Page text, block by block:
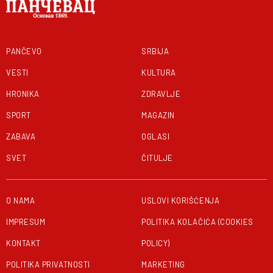
PANČEVO
VESTI
HRONIKA
SPORT
ZABAVA
SVET
SRBIJA
KULTURA
ZDRAVLJE
MAGAZIN
OGLASI
ČITULJE
O NAMA
IMPRESUM
KONTAKT
POLITIKA PRIVATNOSTI
USLOVI KORIŠĆENJA
POLITIKA KOLAČIĆA (COOKIES
POLICY)
MARKETING